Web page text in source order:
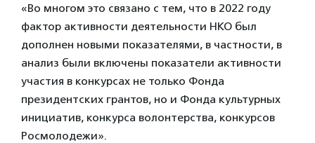
«Во многом это связано с тем, что в 2022 году
фактор активности деятельности НКО был
дополнен новыми показателями, в частности, в
анализ были включены показатели активности
участия в конкурсах не только Фонда
президентских грантов, но и Фонда культурных
инициатив, конкурса волонтерства, конкурсов
Росмолодежи».